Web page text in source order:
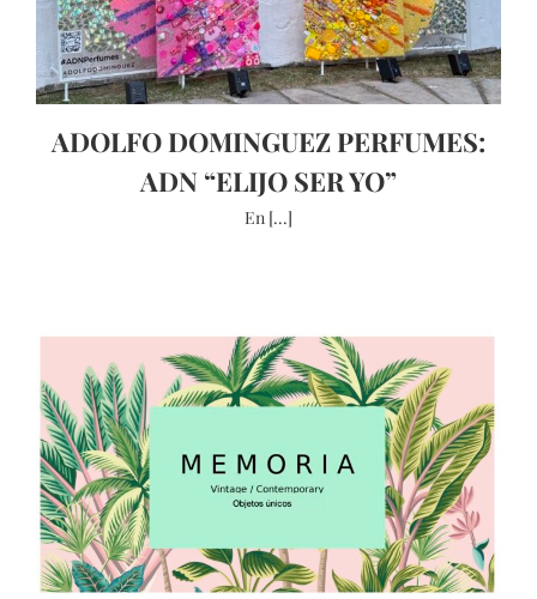
ADOLFO DOMINGUEZ PERFUMES:
ADN “ELIJO SER YO”
En [...]